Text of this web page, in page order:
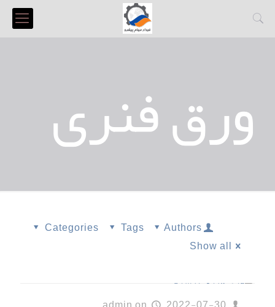
ورق فنری
Categories Tags
Authors
Show all